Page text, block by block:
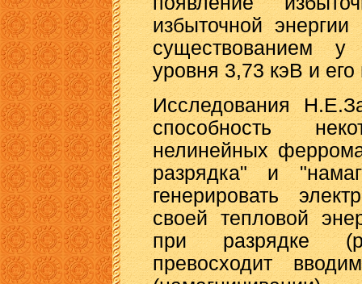
избыточной
существованием у
уровня 3,73 кэВ и
Исследования
способность
нелинейных
разрядка" и
генерировать
своей тепловой
при разрядке
превосходит